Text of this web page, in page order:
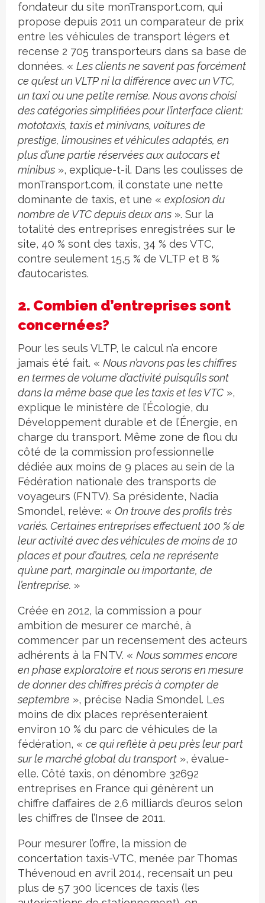
fondateur du site monTransport.com, qui
propose depuis 2011 un comparateur de prix
entre les véhicules de transport légers et
recense 2 705 transporteurs dans sa base de
données. « Les clients ne savent pas forcément
ce qu’est un VLTP ni la différence avec un VTC,
un taxi ou une petite remise. Nous avons choisi
des catégories simplifiées pour l’interface client:
mototaxis, taxis et minivans, voitures de
prestige, limousines et véhicules adaptés, en
plus d’une partie réservées aux autocars et
minibus », explique-t-il. Dans les coulisses de
monTransport.com, il constate une nette
dominante de taxis, et une « explosion du
nombre de VTC depuis deux ans ». Sur la
totalité des entreprises enregistrées sur le
site, 40 % sont des taxis, 34 % des VTC,
contre seulement 15,5 % de VLTP et 8 %
d’autocaristes.
2. Combien d’entreprises sont
concernées?
Pour les seuls VLTP, le calcul n’a encore
jamais été fait. « Nous n’avons pas les chiffres
en termes de volume d’activité puisqu’ils sont
dans la même base que les taxis et les VTC »,
explique le ministère de l’Écologie, du
Développement durable et de l’Énergie, en
charge du transport. Même zone de flou du
côté de la commission professionnelle
dédiée aux moins de 9 places au sein de la
Fédération nationale des transports de
voyageurs (FNTV). Sa présidente, Nadia
Smondel, relève: « On trouve des profils très
variés. Certaines entreprises effectuent 100 % de
leur activité avec des véhicules de moins de 10
places et pour d’autres, cela ne représente
qu’une part, marginale ou importante, de
l’entreprise. »
Créée en 2012, la commission a pour
ambition de mesurer ce marché, à
commencer par un recensement des acteurs
adhérents à la FNTV. « Nous sommes encore
en phase exploratoire et nous serons en mesure
de donner des chiffres précis à compter de
septembre », précise Nadia Smondel. Les
moins de dix places représenteraient
environ 10 % du parc de véhicules de la
fédération, « ce qui reflète à peu près leur part
sur le marché global du transport », évalue-
elle. Côté taxis, on dénombre 32692
entreprises en France qui génèrent un
chiffre d’affaires de 2,6 milliards d’euros selon
les chiffres de l’Insee de 2011.
Pour mesurer l’offre, la mission de
concertation taxis-VTC, menée par Thomas
Thévenoud en avril 2014, recensait un peu
plus de 57 300 licences de taxis (les